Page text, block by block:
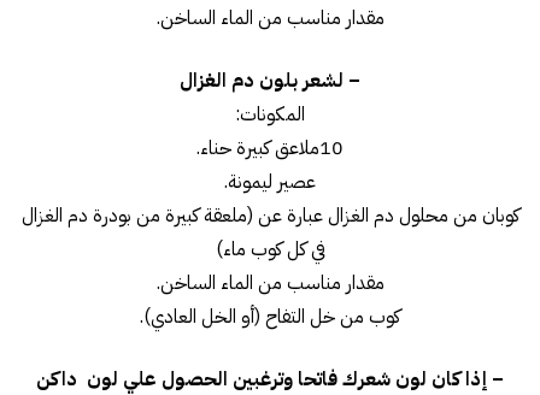
مقدار مناسب من الماء الساخن.
– لشعر بلون دم الغزال
المكونات:
10ملاعق كبيرة حناء.
عصير ليمونة.
كوبان من محلول دم الغزال عبارة عن (ملعقة كبيرة من بودرة دم الغزال
في كل كوب ماء)
مقدار مناسب من الماء الساخن.
كوب من خل التفاح (أو الخل العادي).
– إذا كان لون شعرك فاتحا وترغبين الحصول علي لون داكن